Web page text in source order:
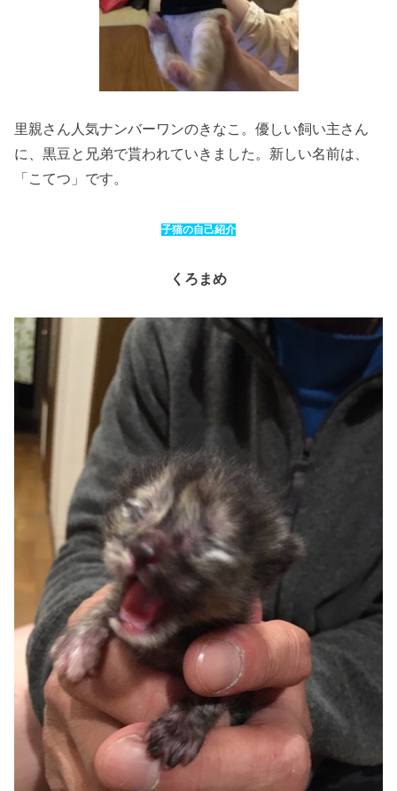
里親さん人気ナンバーワンのきなこ。優しい飼い主さん
に、黒豆と兄弟で貰われていきました。新しい名前は、
「こてつ」です。
子猫の自己紹介
くろまめ